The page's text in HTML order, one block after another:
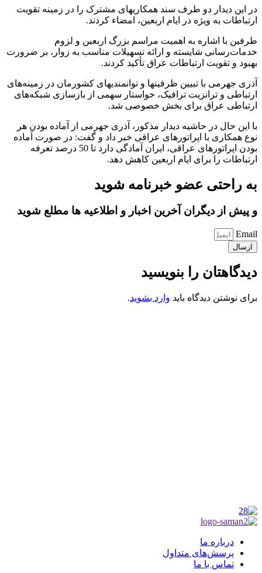
در این دیدار دو طرف سند همکاریهای مشترک را در زمینه تقویت
ارتباطات به ویژه در ایام اربعین، امضاء کردند.
طرفین با اشاره به اهمیت مراسم بزرگ اربعین و لزوم
خدمات‌رسانی شایسته و ارائه تسهیلات مناسب به زوار، بر ضرورت
بهبود و تقویت ارتباطات عراق تأکید کردند.
آذری جهرمی با تبیین ظرفیتها و توانمندیهای کشورمان در زمینه‌های
ارتباطی و ترانزیت ترافیک، خواستار سهمی از بازسازی شبکه‌های
ارتباطی عراق برای بخش خصوصی شد.
با این حال در حاشیه دیدار مذکور، آذری جهرمی از آماده بودن هر
نوع همکاری با اپراتورهای عراقی خبر داد و گفت: در صورت آماده
بودن اپراتورهای عراقی، ایران آمادگی دارد تا 50 درصد تعرفه
ارتباطات را برای ایام اربعین کاهش دهد.
به راحتی عضو خبرنامه شوید
و پیش از دیگران آخرین اخبار و اطلاعیه ها مطلع شوید
Email
ارسال
دیدگاهتان را بنویسید
برای نوشتن دیدگاه باید وارد بشوید.
درباره ما
پرسش‌های متداول
تماس با ما